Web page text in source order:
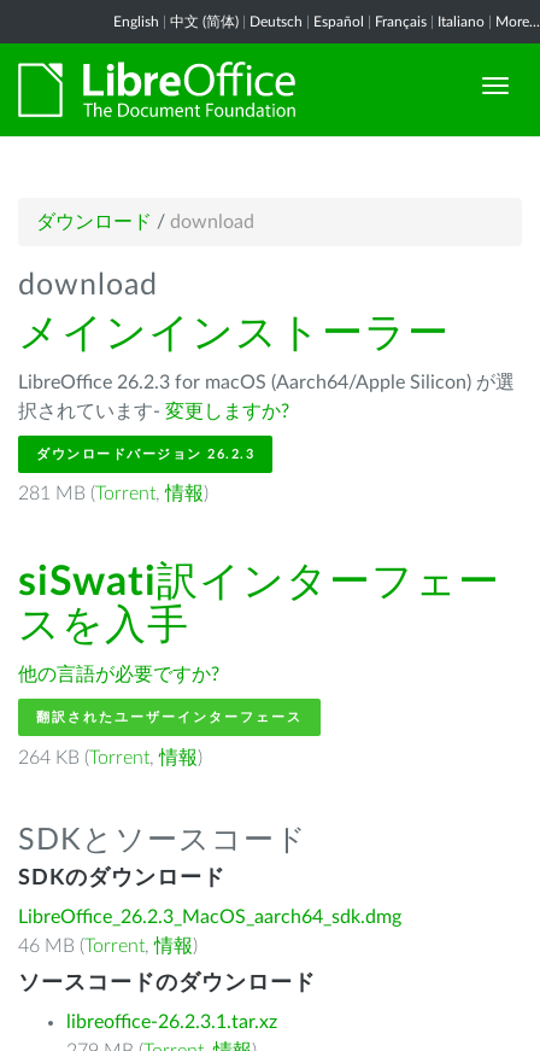
English 中文 (简体) Deutsch Español Français Italiano More...
ダウンロード / download
download
メインインストーラー
LibreOffice 26.2.3 for macOS (Aarch64/Apple Silicon) が選
択されています- 変更しますか?
ダウンロードバージョン 26.2.3
281 MB (Torrent,情報)
siSwati訳インターフェー
スを入手
他の言語が必要ですか?
翻訳されたユーザーインターフェース
264 KB (Torrent,情報)
SDKとソースコード
SDKのダウンロード
LibreOffice_26.2.3_MacOS_aarch64_sdk.dmg
46 MB (Torrent,情報)
ソースコードのダウンロード
libreoffice-26.2.3.1.tar.xz